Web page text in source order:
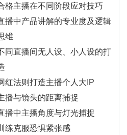
格主播在不同阶段应对技巧
播中产品讲解的专业度及逻辑
维
同直播间无人设、小人设的打
红法则打造主播个人大IP
播与镜头的距离捕捉
播中主播角度与灯光捕捉
练克服恐惧紧张感